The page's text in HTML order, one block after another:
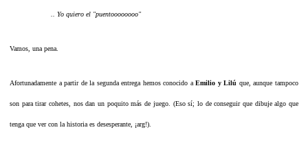
.. Yo quiero el "puentoooooooo"
Vamos, una pena.
Afortunadamente a partir de la segunda entrega hemos conocido aEmilio y Lilú que, aunque tampoco
son para tirar cohetes, nos dan un poquito más de juego. (Eso sí; lo de conseguir que dibuje algo que
tenga que ver con la historia es desesperante, ¡arg!).